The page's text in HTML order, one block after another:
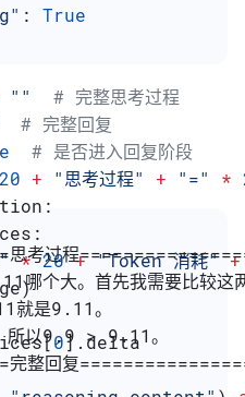
: True
""
  # 完整思考过程
  # 完整回复
  # 是否进入回复阶段
20 + "思考过程" + "=" *
* 20 + "Token 消耗" +
0].delta
考过程
哪个大。首先我需要比较这
就是9.11。
所以9.9 > 9.11。
整回复